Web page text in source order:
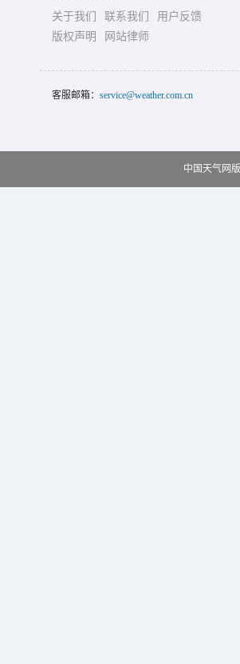
关于我们 联系我们
用户反馈
版权声明
网站律师
客服邮箱： service@weather.com.cn
中国天气网